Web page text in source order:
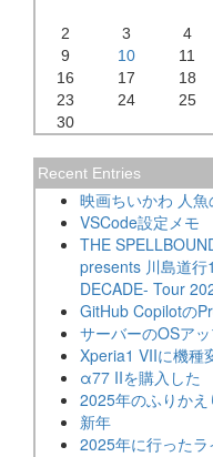
2
3 4
9
10 11
16
17 18
23
24 25
30
Recent Entries
映画ちいかわ 人
VSCode設定メモ
THE
presents 川島道行
DECADE- Tour
GitHub Copilotの
サーバーのOSア
Xperia1 VIIに機種
α77 IIを購入した
2025年のふりかえ
新年
2025年に行ったラ